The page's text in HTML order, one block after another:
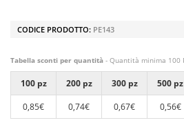
CODICE PRODOTTO: PE143
Tabella sconti per quantità - Quantità minima 100
100 pz 200 pz 300 pz 500 pz
0,85€
0,74€ 0,67€ 0,56€